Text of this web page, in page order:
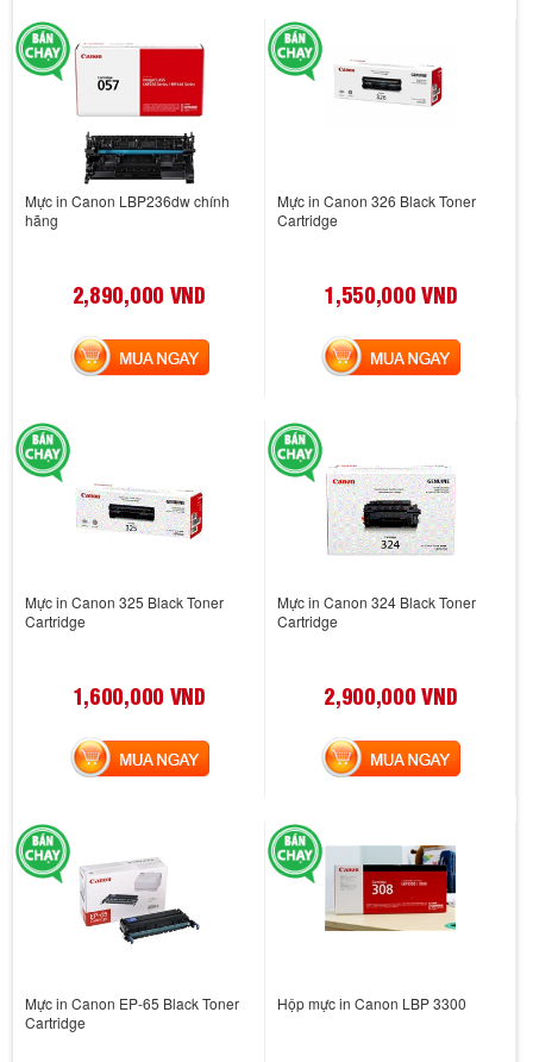
Mực in Canon LBP236dw chính
hãng
2,890,000 VND
MUA NGAY
Mực in Canon 326 Black Toner
Cartridge
1,550,000 VND
MUA NGAY
Mực in Canon 325 Black Toner
Cartridge
1,600,000 VND
MUA NGAY
Mực in Canon 324 Black Toner
Cartridge
2,900,000 VND
MUA NGAY
Mực in Canon EP-65 Black Toner
Cartridge
Hộp mực in Canon LBP 3300